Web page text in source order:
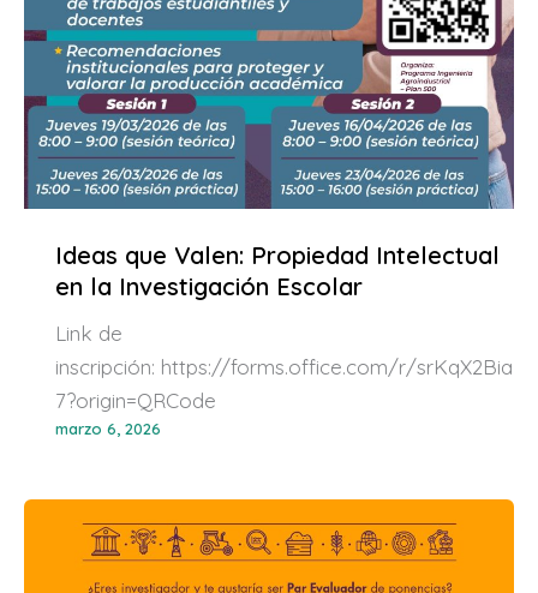
Ideas que Valen: Propiedad Intelectual
en la Investigación Escolar
Link de
inscripción: https://forms.office.com/r/srKqX2Bia
7?origin=QRCode
marzo 6, 2026